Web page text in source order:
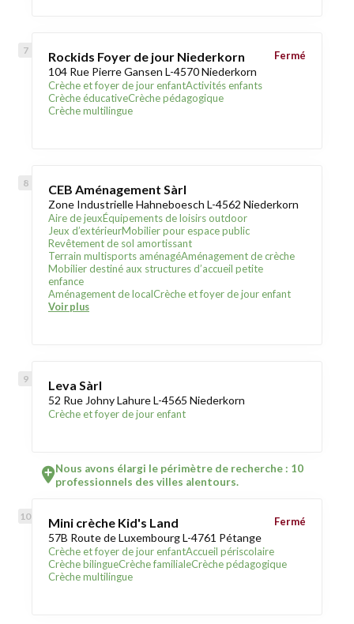
Rockids Foyer de jour Niederkorn
104 Rue Pierre Gansen L-4570 Niederkorn
Crèche et foyer de jour enfantActivités enfants
Crèche éducativeCrèche pédagogique
Crèche multilingue
Fermé
CEB Aménagement Sàrl
Zone Industrielle Hahneboesch L-4562 Niederkorn
Aire de jeuxÉquipements de loisirs outdoor
Jeux d’extérieurMobilier pour espace public
Revêtement de sol amortissant
Terrain multisports aménagéAménagement de crèche
Mobilier destiné aux structures d’accueil petite
enfance
Aménagement de localCrèche et foyer de jour enfant
Voir plus
Leva Sàrl
52 Rue Johny Lahure L-4565 Niederkorn
Crèche et foyer de jour enfant
Nous avons élargi le périmètre de recherche : 10
professionnels des villes alentours.
Mini crèche Kid's Land
57B Route de Luxembourg L-4761 Pétange
Crèche et foyer de jour enfantAccueil périscolaire
Crèche bilingueCrèche familialeCrèche pédagogique
Crèche multilingue
Fermé